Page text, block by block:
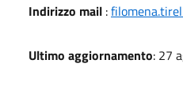
Indirizzo mail :
Ultimo aggiornamento: 27